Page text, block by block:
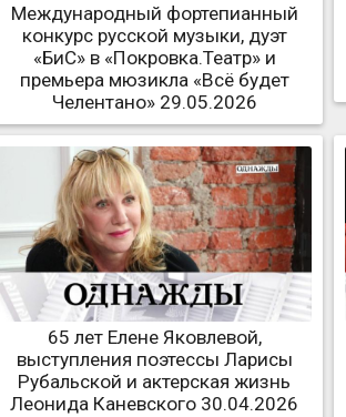
Международный фортепианный
конкурс русской музыки, дуэт
«БиС» в «Покровка.Театр» и
премьера мюзикла «Всё будет
Челентано» 29.05.2026
65 лет Елене Яковлевой,
выступления поэтессы Ларисы
Рубальской и актерская жизнь
Леонида Каневского 30.04.2026